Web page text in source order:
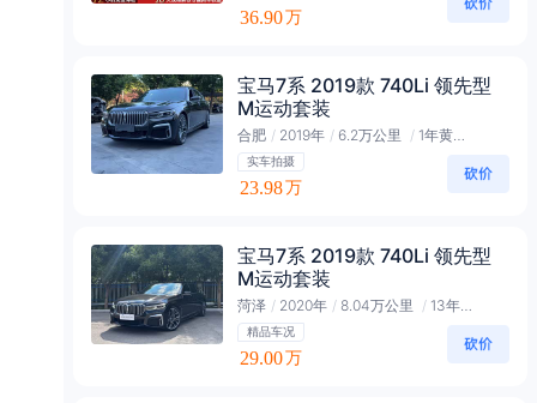
36.90万
宝马7系 2019款 740Li 领先型
M运动套装
合肥 / 2019年 / 6.2万公里 / 1年黄金会员
实车拍摄
23.98万
宝马7系 2019款 740Li 领先型
M运动套装
菏泽 / 2020年 / 8.04万公里 / 13年会员
精品车况
29.00万